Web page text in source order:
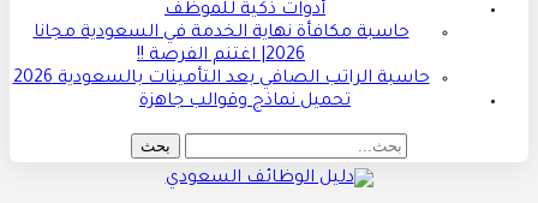
أدوات ذكية للموظف
حاسبة مكافأة نهاية الخدمة في السعودية مجانا
2026| اغتنم الفرصة !!
حاسبة الراتب الصافي بعد التأمينات بالسعودية 2026
تحميل نماذج وقوالب جاهزة